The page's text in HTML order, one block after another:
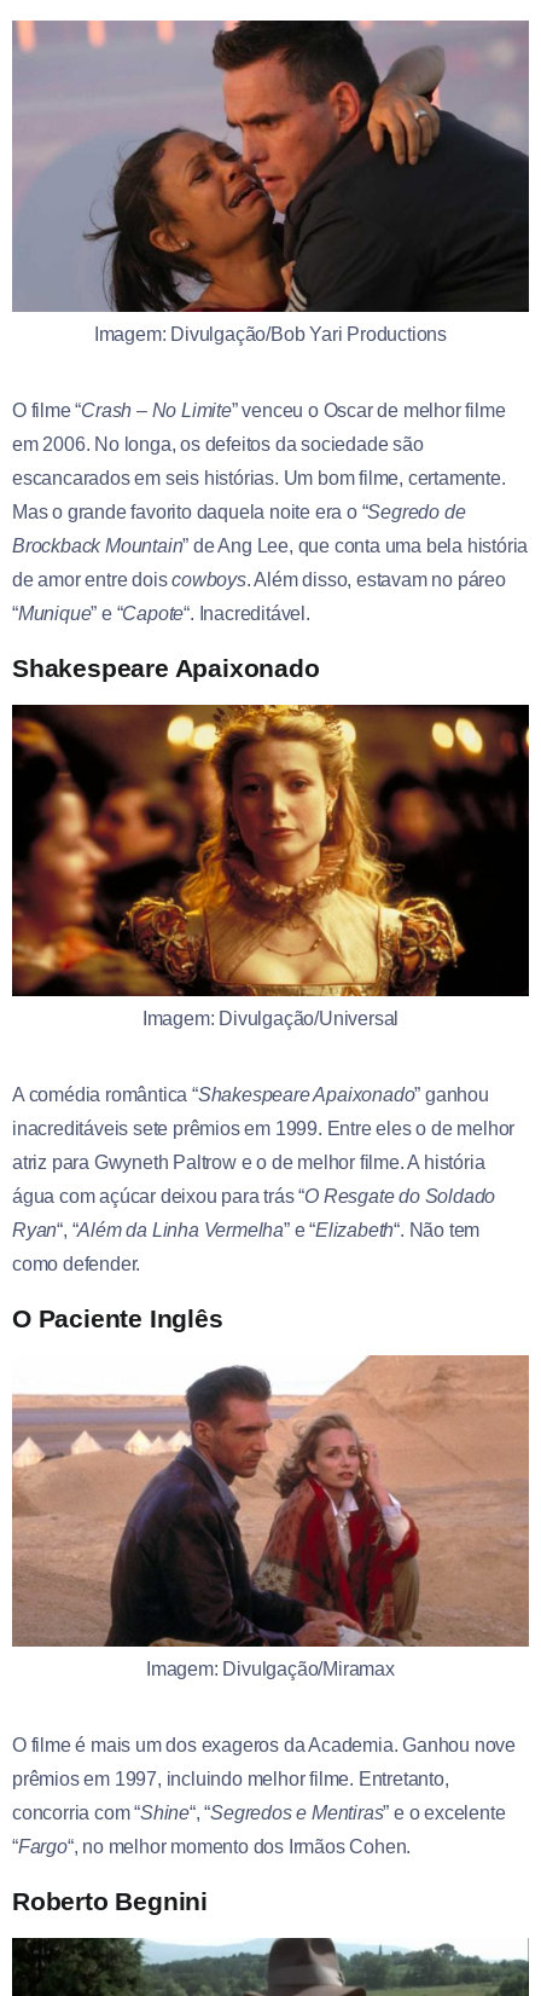
Imagem: Divulgação/Bob Yari Productions
O filme “Crash – No Limite” venceu o Oscar de melhor filme
em 2006. No longa, os defeitos da sociedade são
escancarados em seis histórias. Um bom filme, certamente.
Mas o grande favorito daquela noite era o “Segredo de
Brockback Mountain” de Ang Lee, que conta uma bela história
de amor entre doiscowboys. Além disso, estavam no páreo
“Munique” e “Capote“. Inacreditável.
Shakespeare Apaixonado
Imagem: Divulgação/Universal
A comédia romântica “Shakespeare Apaixonado” ganhou
inacreditáveis sete prêmios em 1999. Entre eles o de melhor
atriz para Gwyneth Paltrow e o de melhor filme. A história
água com açúcar deixou para trás “O Resgate do Soldado
Ryan“, “Além da Linha Vermelha” e “Elizabeth“. Não tem
como defender.
O Paciente Inglês
Imagem: Divulgação/Miramax
O filme é mais um dos exageros da Academia. Ganhou nove
prêmios em 1997, incluindo melhor filme. Entretanto,
concorria com “Shine“, “Segredos e Mentiras” e o excelente
“Fargo“, no melhor momento dos Irmãos Cohen.
Roberto Begnini